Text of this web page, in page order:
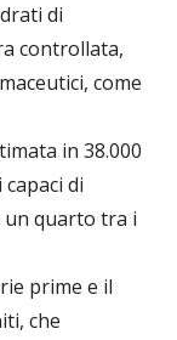
di
controllata,
come
in 38.000
di
un quarto tra i
prime e il
che